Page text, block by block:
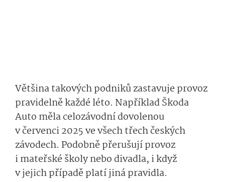
Většina takových podniků zastavuje provoz
pravidelně každé léto. Například Škoda
Auto měla celozávodní dovolenou
v červenci 2025 ve všech třech českých
závodech. Podobně přerušují provoz
i mateřské školy nebo divadla, i když
v jejich případě platí jiná pravidla.